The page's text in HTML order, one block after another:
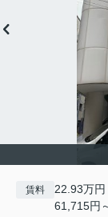
賃料
22.93万
61,715円